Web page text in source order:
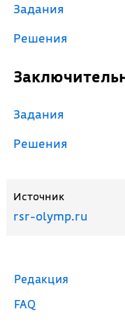
Задания
Решения
Задания
Решения
Источник
rsr-olymp.ru
Редакция
FAQ